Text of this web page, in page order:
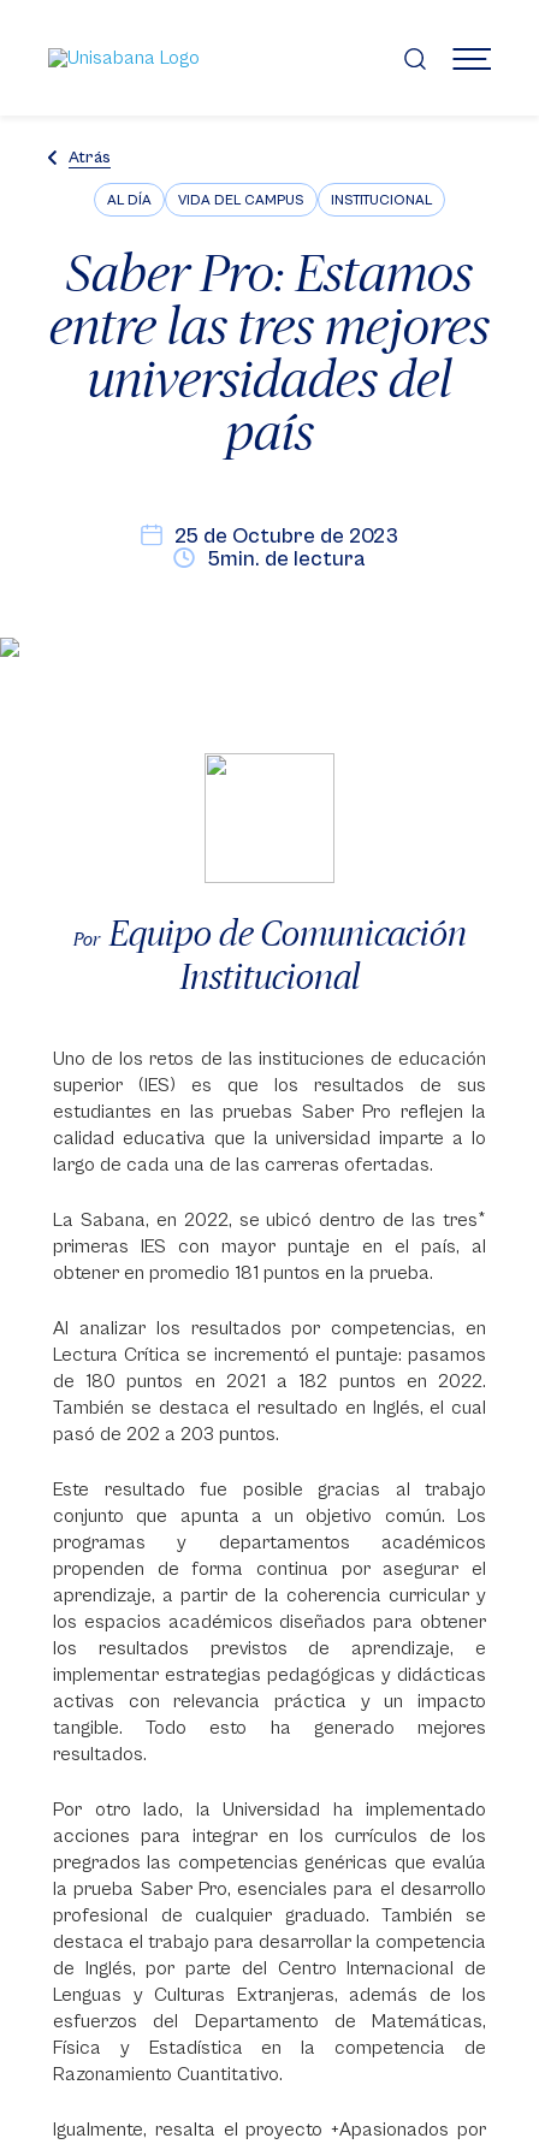
contenido
principal
MENÚ
Atrás
AL DÍA VIDA DEL CAMPUS INSTITUCIONAL
Saber Pro: Estamos
entre las tres mejores
universidades del
país
25 de Octubre de 2023
5min. de lectura
Por Equipo de Comunicación
Institucional
Uno de los retos de las instituciones de educación
superior (IES) es que los resultados de sus
estudiantes en las pruebas Saber Pro reflejen la
calidad educativa que la universidad imparte a lo
largo de cada una de las carreras ofertadas.
La Sabana, en 2022, se ubicó dentro de las tres*
primeras IES con mayor puntaje en el país, al
obtener en promedio 181 puntos en la prueba.
Al analizar los resultados por competencias, en
Lectura Crítica se incrementó el puntaje: pasamos
de 180 puntos en 2021 a 182 puntos en 2022.
También se destaca el resultado en Inglés, el cual
pasó de 202 a 203 puntos.
Este resultado fue posible gracias al trabajo
conjunto que apunta a un objetivo común. Los
programas y departamentos académicos
propenden de forma continua por asegurar el
aprendizaje, a partir de la coherencia curricular y
los espacios académicos diseñados para obtener
los resultados previstos de aprendizaje, e
implementar estrategias pedagógicas y didácticas
activas con relevancia práctica y un impacto
tangible. Todo esto ha generado mejores
resultados.
Por otro lado, la Universidad ha implementado
acciones para integrar en los currículos de los
pregrados las competencias genéricas que evalúa
la prueba Saber Pro, esenciales para el desarrollo
profesional de cualquier graduado. También se
destaca el trabajo para desarrollar la competencia
de Inglés, por parte del Centro Internacional de
Lenguas y Culturas Extranjeras, además de los
esfuerzos del Departamento de Matemáticas,
Física y Estadística en la competencia de
Razonamiento Cuantitativo.
Igualmente, resalta el proyecto +Apasionados por